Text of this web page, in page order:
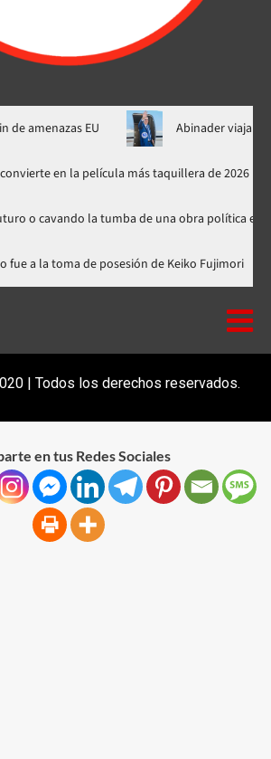
EU Abinader viajará a
Day’ se convierte en la película más
la tumba de una obra política exitosa”
Abinader no fue a la toma de posesión de Keiko
| Todos los derechos reservados.
en tus Redes Sociales